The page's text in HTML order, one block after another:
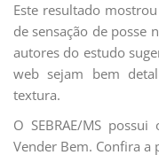
Este resultado
de sensação de posse
autores do estudo
web sejam bem
textura.
O SEBRAE/MS
Vender Bem. Confira a